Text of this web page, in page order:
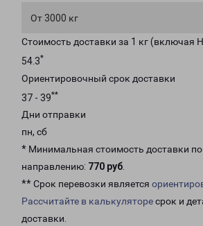
От 3000 кг
Стоимость доставки за 1 кг (включая
54.3*
Ориентировочный срок доставки
37 - 39**
Дни отправки
пн, сб
* Минимальная стоимость доставки
направлению: 770 руб.
** Срок перевозки является
Рассчитайте в калькуляторесрок и
доставки.